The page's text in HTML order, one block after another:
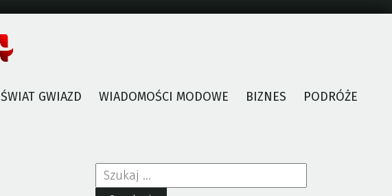
ŚWIAT GWIAZD WIADOMOŚCI MODOWE BIZNES
PODRÓŻE
Szukaj: